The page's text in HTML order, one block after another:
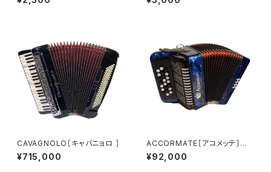
CAVAGNOLO［キャバニョロ ］
¥715,000
ACCORMATE［アコメッテ］Ｍｉ
ｎｉ22ボタン 8ベース
¥92,000